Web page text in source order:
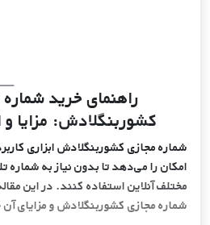
راهنمای خرید
کشوربنگلادش: مزایا
شماره مجازی کشوربنگلادش ابزاری
امکان را می‌دهد تا بدون نیاز به شماره
مختلف آنلاین استفاده کنند. در این
شماره مجازی کشوربنگلادش و مزایای